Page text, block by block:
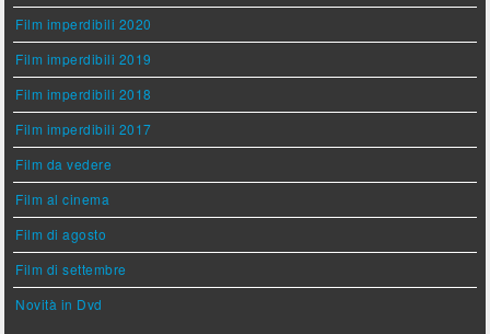
Film imperdibili 2020
Film imperdibili 2019
Film imperdibili 2018
Film imperdibili 2017
Film da vedere
Film al cinema
Film di agosto
Film di settembre
Novità in Dvd